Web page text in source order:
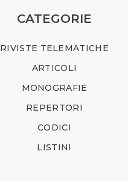
CATEGORIE
RIVISTE TELEMATICHE
ARTICOLI
MONOGRAFIE
REPERTORI
CODICI
LISTINI